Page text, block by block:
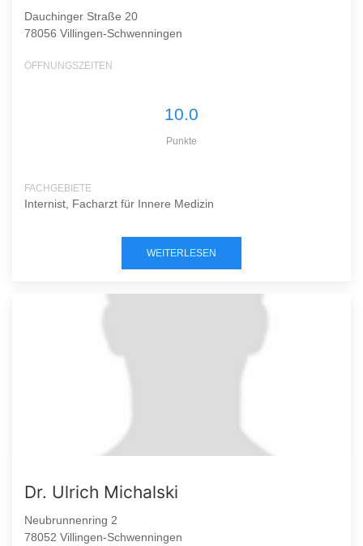
Dauchinger Straße 20
78056 Villingen-Schwenningen
ÖFFNUNGSZEITEN
10.0
Punkte
FACHGEBIETE
Internist, Facharzt für Innere Medizin
WEITERLESEN
Dr. Ulrich Michalski
Neubrunnenring 2
78052 Villingen-Schwenningen